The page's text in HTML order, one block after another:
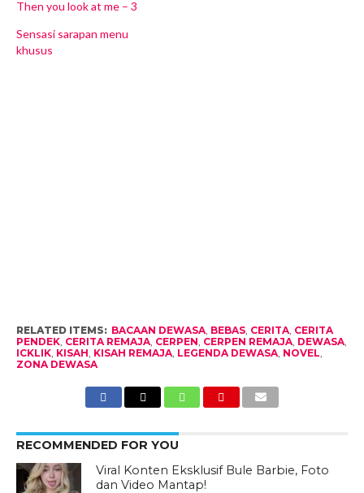
Then you look at me – 3
Sensasi sarapan menu
khusus
RELATED ITEMS: BACAAN DEWASA, BEBAS, CERITA, CERITA
PENDEK, CERITA REMAJA, CERPEN, CERPEN REMAJA, DEWASA,
ICKLIK, KISAH, KISAH REMAJA, LEGENDA DEWASA, NOVEL,
ZONA DEWASA
RECOMMENDED FOR YOU
Viral Konten Eksklusif Bule Barbie, Foto
dan Video Mantap!